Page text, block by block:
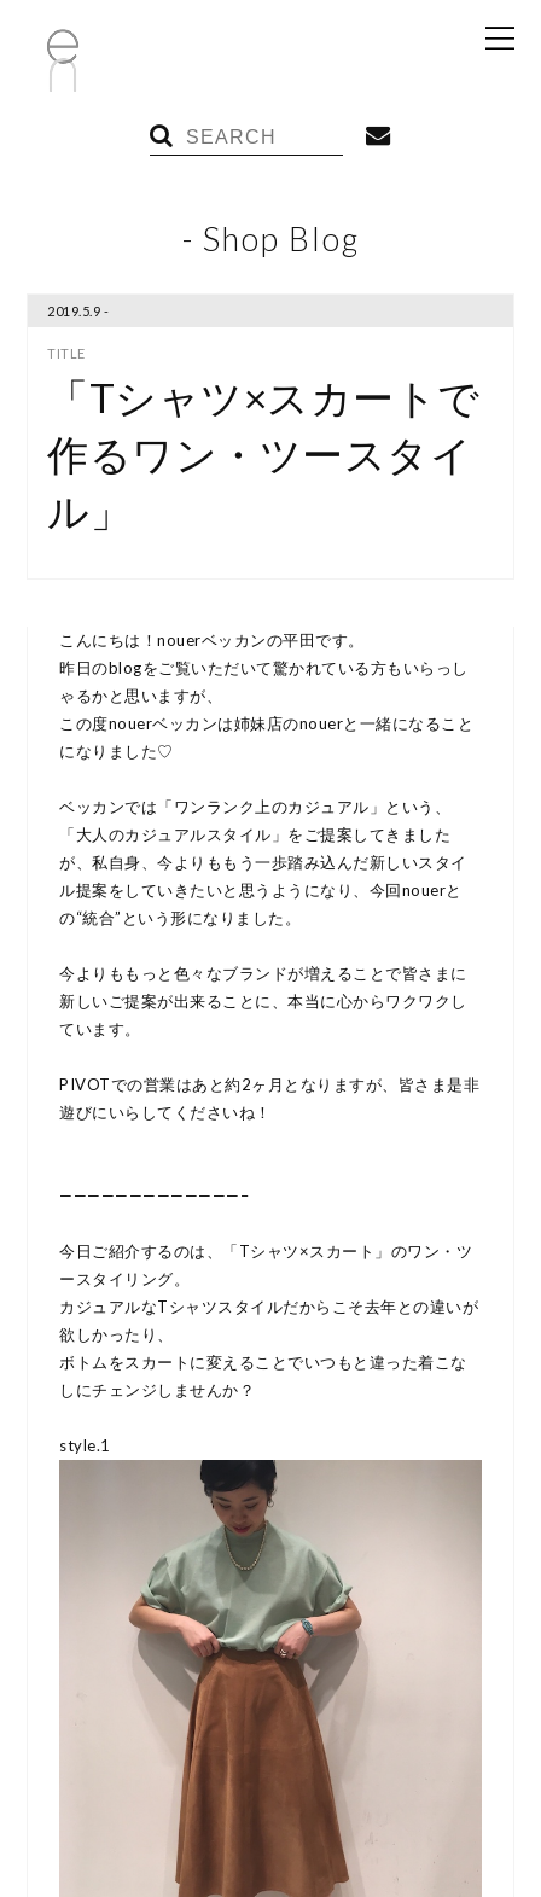
- Shop Blog
2019.5.9 -
「Tシャツ×スカートで
作るワン・ツースタイ
ル」
こんにちは！nouerベッカンの平田です。
昨日のblogをご覧いただいて驚かれている方もいらっし
ゃるかと思いますが、
この度nouerベッカンは姉妹店のnouerと一緒になること
になりました♡
ベッカンでは「ワンランク上のカジュアル」という、
「大人のカジュアルスタイル」をご提案してきました
が、私自身、今よりももう一歩踏み込んだ新しいスタイ
ル提案をしていきたいと思うようになり、今回nouerと
の“統合”という形になりました。
今よりももっと色々なブランドが増えることで皆さまに
新しいご提案が出来ることに、本当に心からワクワクし
ています。
PIVOTでの営業はあと約2ヶ月となりますが、皆さま是非
遊びにいらしてくださいね！
—————————————–
今日ご紹介するのは、「Tシャツ×スカート」のワン・ツ
ースタイリング。
カジュアルなTシャツスタイルだからこそ去年との違いが
欲しかったり、
ボトムをスカートに変えることでいつもと違った着こな
しにチェンジしませんか？
style.1